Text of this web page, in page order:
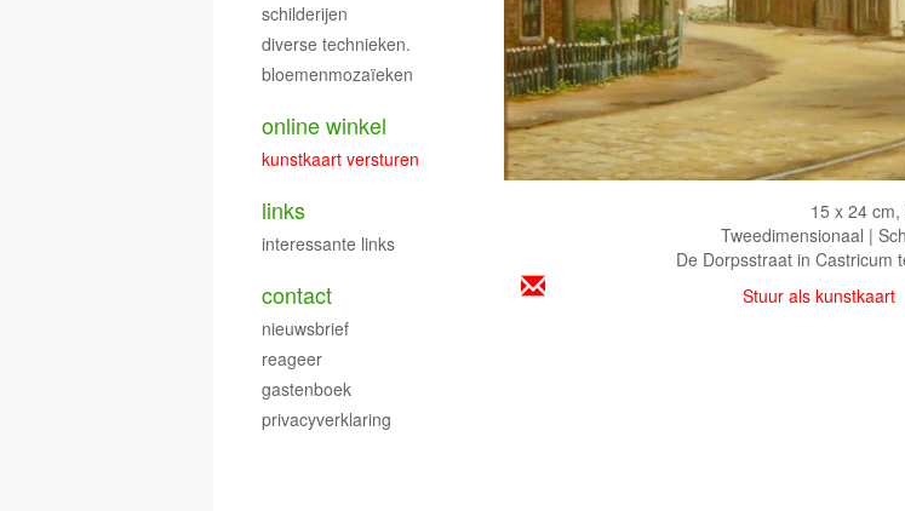
15 x 24
Tweedimensionaal |
De Dorpsstraat in Castricum
Stuur als kunstkaart
schilderijen
diverse technieken.
bloemenmozaïeken
online winkel
kunstkaart versturen
links
interessante links
contact
nieuwsbrief
reageer
gastenboek
privacyverklaring